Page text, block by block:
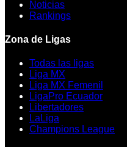
Noticias
Rankings
Zona de Ligas
Todas las ligas
Liga MX
Liga MX Femenil
LigaPro Ecuador
Libertadores
LaLiga
Champions League